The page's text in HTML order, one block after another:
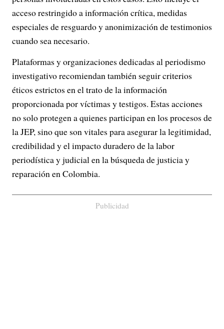
acceso restringido a información crítica, medidas
especiales de resguardo y anonimización de testimonios
cuando sea necesario.
Plataformas y organizaciones dedicadas al periodismo
investigativo recomiendan también seguir criterios
éticos estrictos en el trato de la información
proporcionada por víctimas y testigos. Estas acciones
no solo protegen a quienes participan en los procesos de
la JEP, sino que son vitales para asegurar la legitimidad,
credibilidad y el impacto duradero de la labor
periodística y judicial en la búsqueda de justicia y
reparación en Colombia.
Publicidad